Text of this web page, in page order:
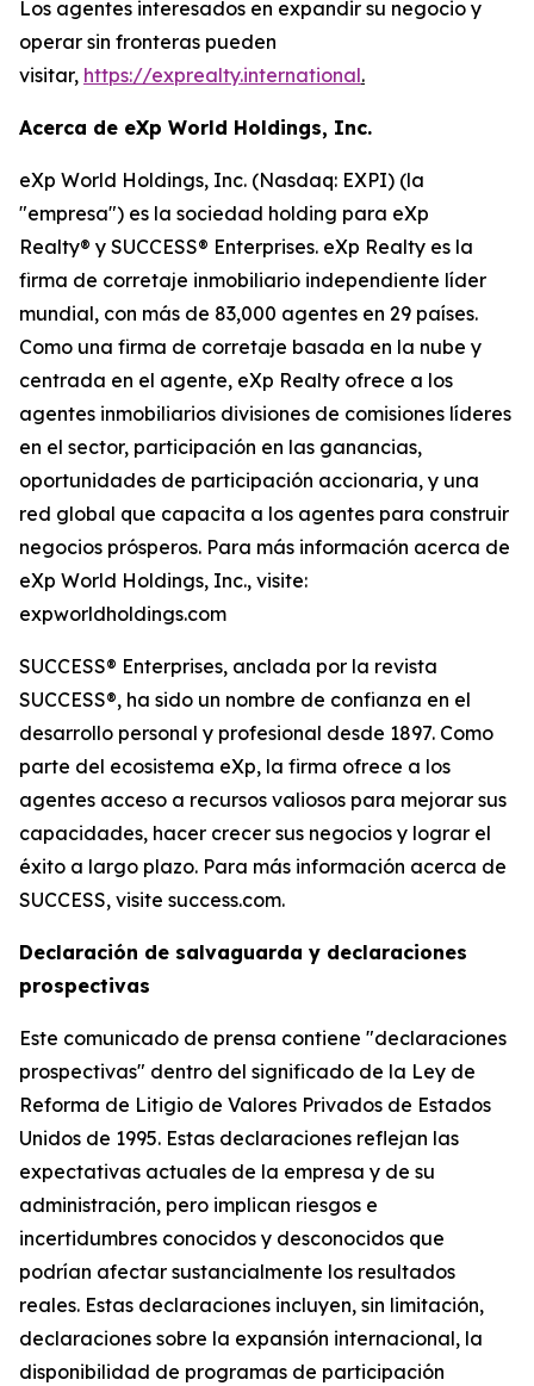
Los agentes interesados en expandir su negocio y
operar sin fronteras pueden
visitar, https://exprealty.international.
Acerca de eXp World Holdings, Inc.
eXp World Holdings, Inc. (Nasdaq: EXPI) (la
"empresa") es la sociedad holding para eXp
Realty® y SUCCESS® Enterprises. eXp Realty es la
firma de corretaje inmobiliario independiente líder
mundial, con más de 83,000 agentes en 29 países.
Como una firma de corretaje basada en la nube y
centrada en el agente, eXp Realty ofrece a los
agentes inmobiliarios divisiones de comisiones líderes
en el sector, participación en las ganancias,
oportunidades de participación accionaria, y una
red global que capacita a los agentes para construir
negocios prósperos. Para más información acerca de
eXp World Holdings, Inc., visite:
expworldholdings.com
SUCCESS® Enterprises, anclada por la revista
SUCCESS®, ha sido un nombre de confianza en el
desarrollo personal y profesional desde 1897. Como
parte del ecosistema eXp, la firma ofrece a los
agentes acceso a recursos valiosos para mejorar sus
capacidades, hacer crecer sus negocios y lograr el
éxito a largo plazo. Para más información acerca de
SUCCESS, visite success.com.
Declaración de salvaguarda y declaraciones
prospectivas
Este comunicado de prensa contiene "declaraciones
prospectivas" dentro del significado de la Ley de
Reforma de Litigio de Valores Privados de Estados
Unidos de 1995. Estas declaraciones reflejan las
expectativas actuales de la empresa y de su
administración, pero implican riesgos e
incertidumbres conocidos y desconocidos que
podrían afectar sustancialmente los resultados
reales. Estas declaraciones incluyen, sin limitación,
declaraciones sobre la expansión internacional, la
disponibilidad de programas de participación